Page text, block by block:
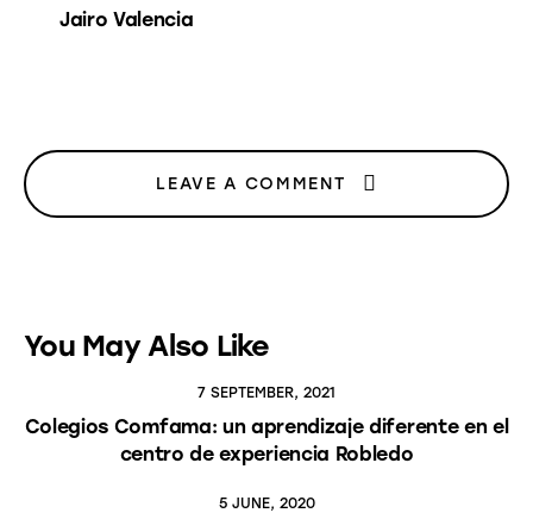
Jairo Valencia
LEAVE A COMMENT
You May Also Like
7 SEPTEMBER, 2021
Colegios Comfama: un aprendizaje diferente en el
centro de experiencia Robledo
5 JUNE, 2020